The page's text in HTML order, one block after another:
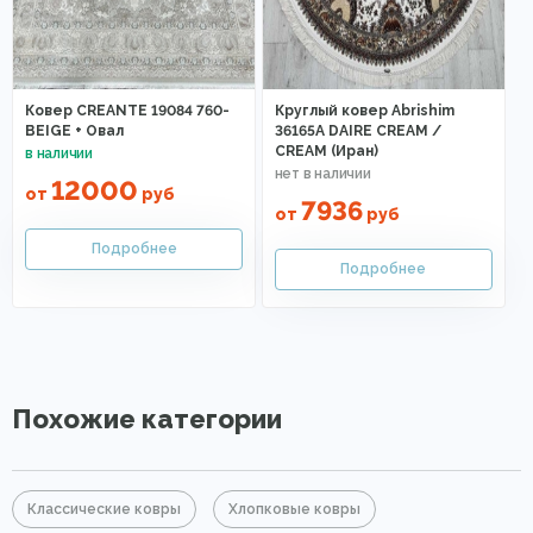
Ковер CREANTE 19084 760-
BEIGE + Овал
от 12000 руб
Круглый ковер Abrishim
36165A DAIRE CREAM /
CREAM (Иран)
от 7936руб
Похожие категории
Классические ковры Хлопковые ковры